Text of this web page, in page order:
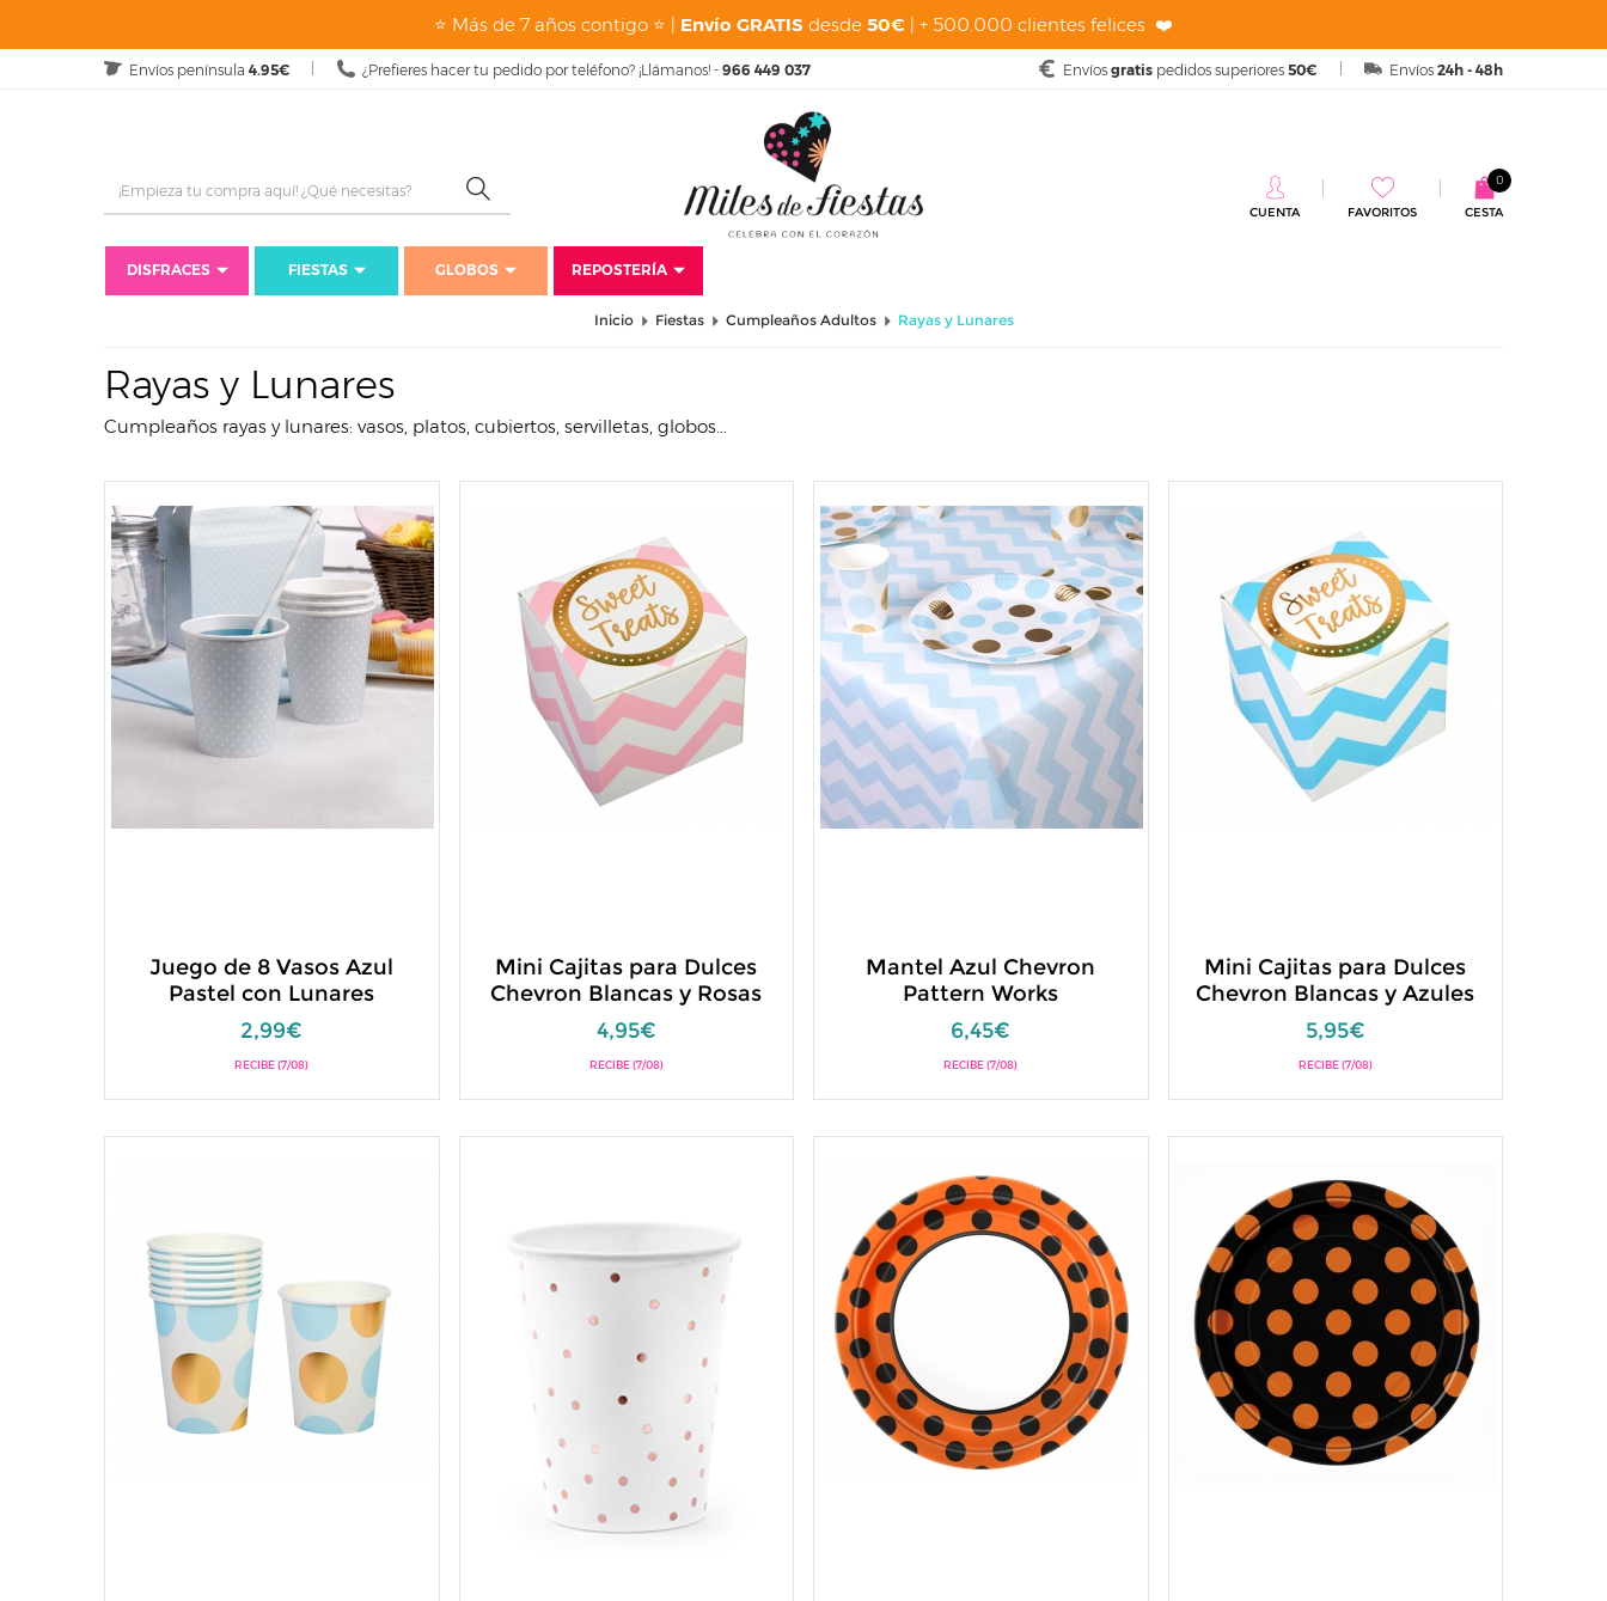
⭐ Más de 7 años contigo ⭐ | Envío GRATIS desde 50€ | + 500.000 clientes felices ❤️
Envíos península 4.95€ ¿Prefieres hacer tu pedido por teléfono? ¡Llámanos! - 966 449 037 Envíos 24h - 48h
Envíos gratis pedidos superiores 50€
CESTA
0
CUENTA FAVORITOS
DISFRACES FIESTAS GLOBOS REPOSTERÍA
Inicio Fiestas Cumpleaños Adultos Rayas y Lunares
Rayas y Lunares
Cumpleaños rayas y lunares: vasos, platos, cubiertos, servilletas, globos...
Juego de 8 Vasos Azul
Pastel con Lunares
2,99€
RECIBE (7/08)
Mini Cajitas para Dulces
Chevron Blancas y Rosas
4,95€
RECIBE (7/08)
Mantel Azul Chevron
Pattern Works
6,45€
RECIBE (7/08)
Mini Cajitas para Dulces
Chevron Blancas y Azules
5,95€
RECIBE (7/08)